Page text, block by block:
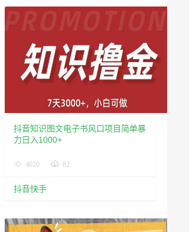
抖音知识图文电子书风口项目简单暴
力日入1000+
4620 82
抖音快手